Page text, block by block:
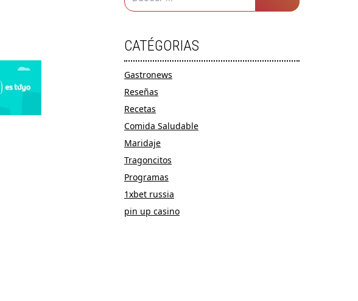
CATÉGORIAS
Gastronews
Reseñas
Recetas
Comida Saludable
Maridaje
Tragoncitos
Programas
1xbet russia
pin up casino